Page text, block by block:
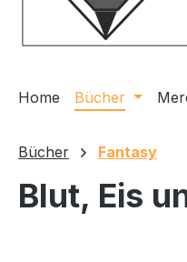
Home Bücher
Bücher Fantasy
Blut, Eis